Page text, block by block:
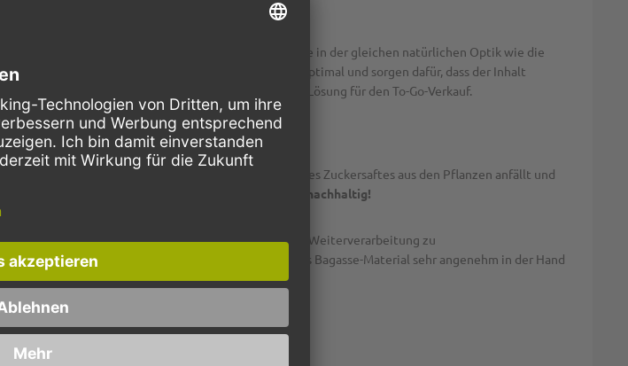
, welche in der gleichen natürlichen Optik wie die
passt. Beide Deckel ergänzen die Salatschale optimal und sorgen dafür, dass der Inhalt
eine besonders umweltfreundliche und vielseitige Lösung für den To-Go-Verkauf.
als "Beiprodukt" abfällt und beim Auspressen des Zuckersaftes aus den Pflanzen anfällt und
werden.
Somit ist es in doppelter Hinsicht nachhaltig!
des Zuckerrohrs eignen sich besonders gut für die Weiterverarbeitung zu
und auslaufsicher. Zudem fühlt sich das Bagasse-Material sehr angenehm in der Hand